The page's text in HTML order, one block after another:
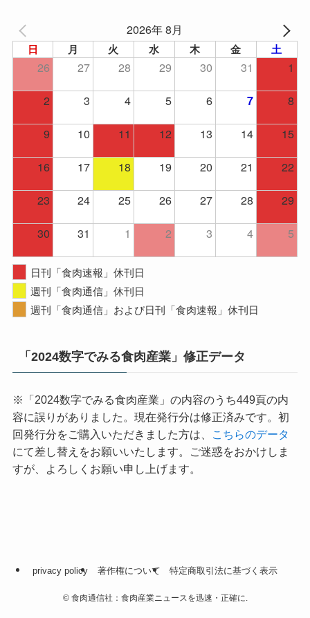
2026年 8月
日 月 火 水 木 金 土
26 27 28 29 30 31
1
2
3 4 5 6 7
8
9
10 11 12 13 14
15
16
17 18 19 20 21
22
23
24 25 26 27 28
29
30
31 1 2 3 4 5
日刊「食肉速報」休刊日
週刊「食肉通信」休刊日
週刊「食肉通信」および日刊「食肉速報」休刊日
「2024数字でみる食肉産業」修正データ
※「2024数字でみる食肉産業」の内容のうち449頁の内
容に誤りがありました。現在発行分は修正済みです。初
回発行分をご購入いただきました方は、
こちらのデータ
にて差し替えをお願いいたします。ご迷惑をおかけしま
すが、よろしくお願い申し上げます。
privacy policy 著作権について 特定商取引法に基づく表示
©食肉通信社：食肉産業ニュースを迅速・正確に.